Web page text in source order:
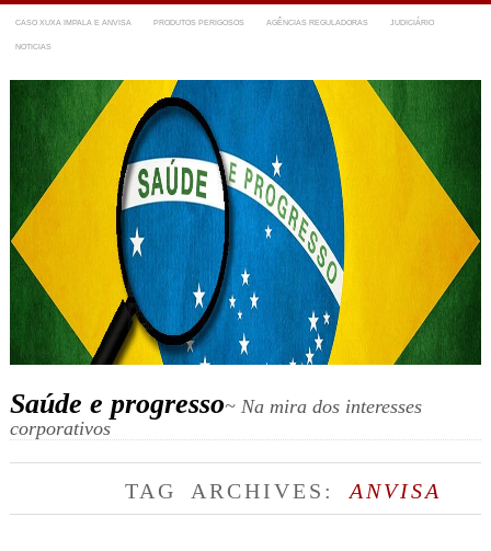
CASO XUXA IMPALA E ANVISA PRODUTOS PERIGOSOS AGÊNCIAS REGULADORAS JUDICIÁRIO
NOTICIAS
Saúde e progresso~ Na mira dos interesses
corporativos
TAG ARCHIVES:ANVISA